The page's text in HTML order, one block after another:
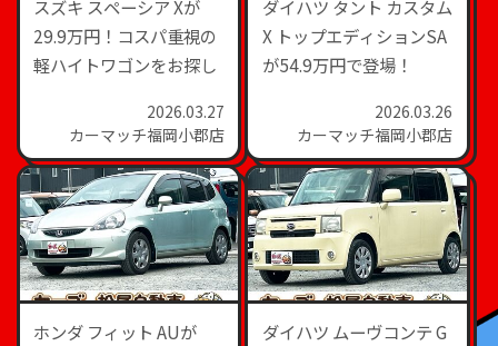
スズキ スペーシア Xが
29.9万円！コスパ重視の
軽ハイトワゴンをお探し
2026.03.27
カーマッチ福岡小郡店
ダイハツ タント カスタム
X トップエディションSA
が54.9万円で登場！
2026.03.26
カーマッチ福岡小郡店
ホンダ フィット AUが
ダイハツ ムーヴコンテ G